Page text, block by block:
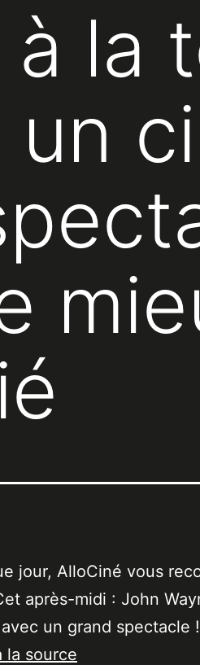
la
un
jour, AlloCiné vous
après-midi : John
un grand spectacle !
la source